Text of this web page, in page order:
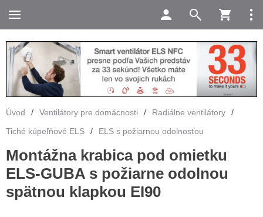
Úvod / Ventilátory pre domácnosti / Radiálne ventilátory
/
Tiché kúpeľňové ELS
/ ELS s požiarnou odolnosťou
Montážna krabica pod omietku
ELS-GUBA s požiarne odolnou
spätnou klapkou EI90